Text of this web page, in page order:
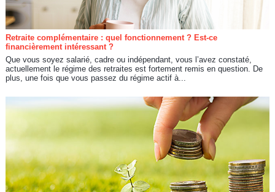
Retraite complémentaire : quel fonctionnement ? Est-ce
financièrement intéressant ?
Que vous soyez salarié, cadre ou indépendant, vous l’avez constaté,
actuellement le régime des retraites est fortement remis en question. De
plus, une fois que vous passez du régime actif à...